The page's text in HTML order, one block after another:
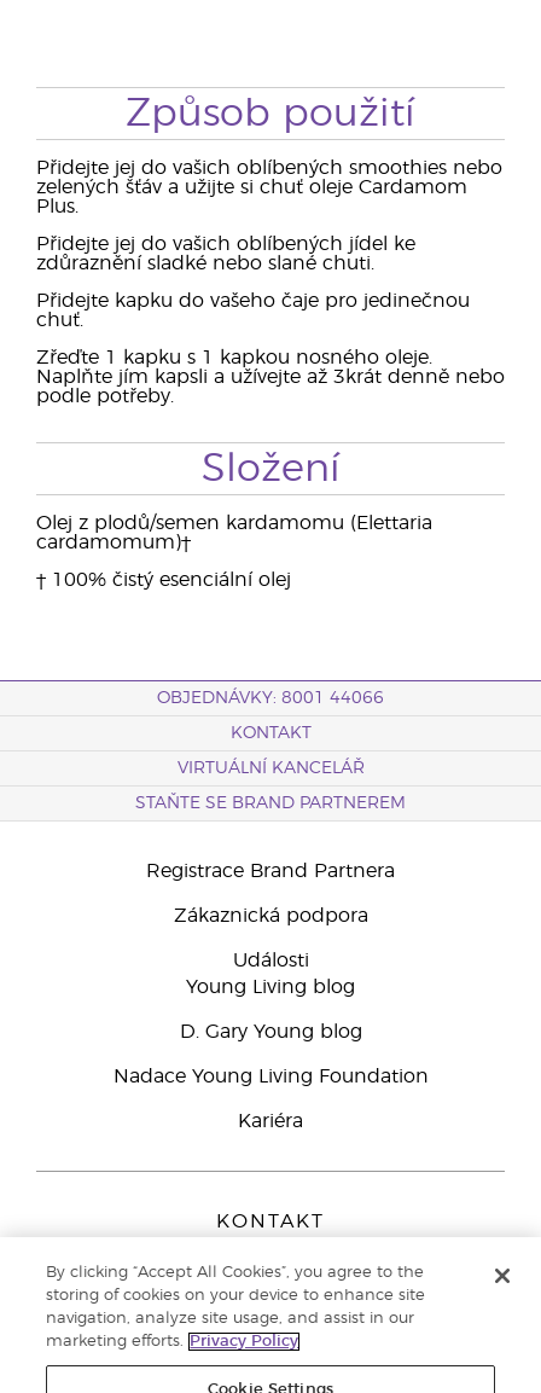
Způsob použití
Přidejte jej do vašich oblíbených smoothies nebo
zelených šťáv a užijte si chuť oleje Cardamom
Plus.
Přidejte jej do vašich oblíbených jídel ke
zdůraznění sladké nebo slané chuti.
Přidejte kapku do vašeho čaje pro jedinečnou
chuť.
Zřeďte 1 kapku s 1 kapkou nosného oleje.
Naplňte jím kapsli a užívejte až 3krát denně nebo
podle potřeby.
Složení
Olej z plodů/semen kardamomu (Elettaria
cardamomum)†
† 100% čistý esenciální olej
OBJEDNÁVKY: 8001 44066
KONTAKT
VIRTUÁLNÍ KANCELÁŘ
STAŇTE SE BRAND PARTNEREM
Registrace Brand Partnera
Zákaznická podpora
Události
Young Living blog
D. Gary Young blog
Nadace Young Living Foundation
Kariéra
KONTAKT
Peizerweg 97
9727 AJ Groningen
Netherlands
Zákaznická podpora800 144 066
By clicking “Accept All Cookies”, you agree to the
storing of cookies on your device to enhance site
navigation, analyze site usage, and assist in our
marketing efforts.
Privacy Policy